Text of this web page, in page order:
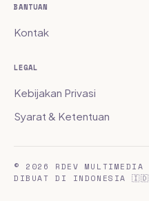
BANTUAN
Kontak
LEGAL
Kebijakan Privasi
Syarat & Ketentuan
© 2026 RDEV MULTIMEDIA
DIBUAT DI INDONESIA 🇮🇩